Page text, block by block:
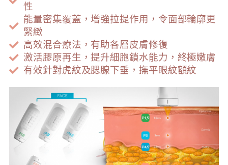
性
能量密集覆蓋，增強拉提作用，令面部輪廓更
緊緻
高效混合療法，有助各層皮膚修復
激活膠原再生，提升細胞鎖水能力，終極嫩膚
有效針對虎紋及腮腺下垂，撫平眼紋額紋